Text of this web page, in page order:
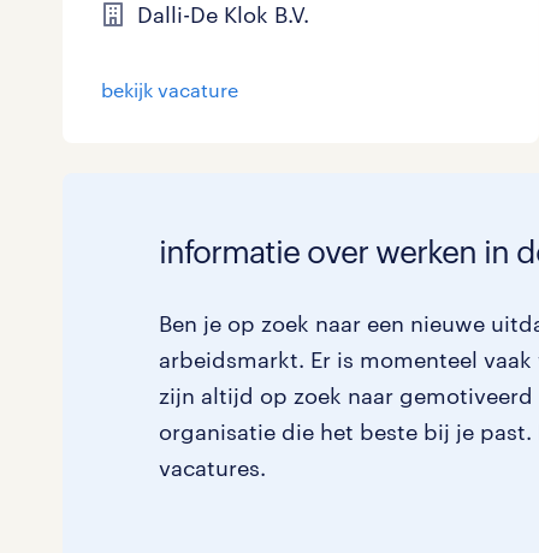
Dalli-De Klok B.V.
bekijk vacature
informatie over werken in
Ben je op zoek naar een nieuwe
arbeidsmarkt. Er is momenteel
zijn altijd op zoek naar
organisatie die het beste bij je
vacatures.